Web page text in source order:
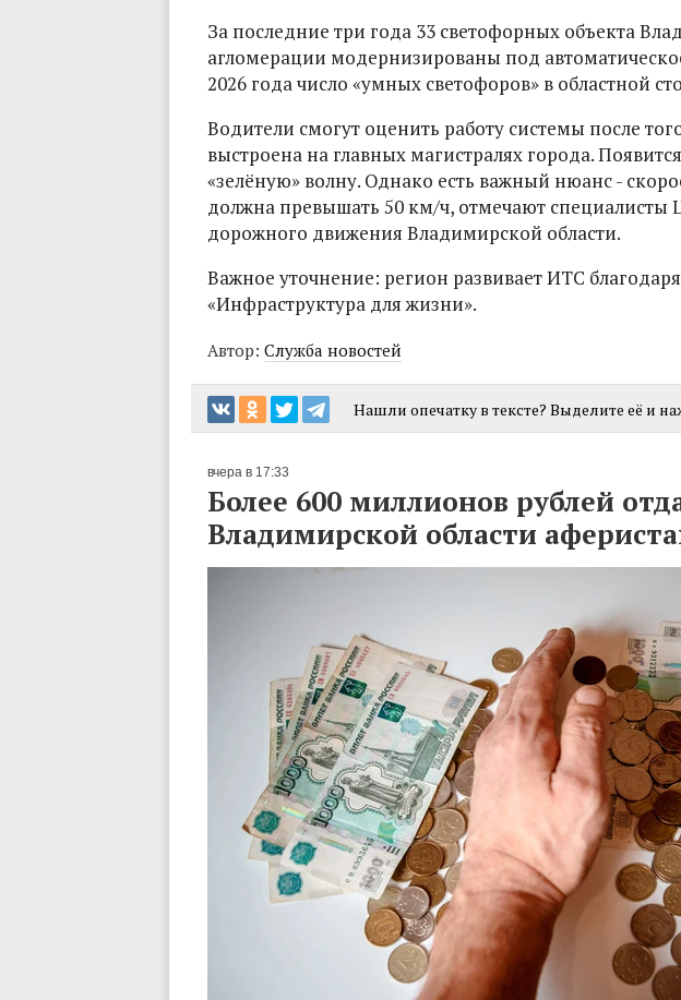
За последние три года 33 светофорных объекта
агломерации модернизированы под
2026 года число «умных светофоров» в областной
Водители смогут оценить работу системы после
выстроена на главных магистралях города.
«зелёную» волну. Однако есть важный нюанс -
должна превышать 50 км/ч, отмечают специалисты
дорожного движения Владимирской области.
Важное уточнение: регион развивает ИТС
«Инфраструктура для жизни».
Автор: Служба новостей
Нашли опечатку в тексте? Выделите её и
вчера в 17:33
Более 600 миллионов рублей
Владимирской области